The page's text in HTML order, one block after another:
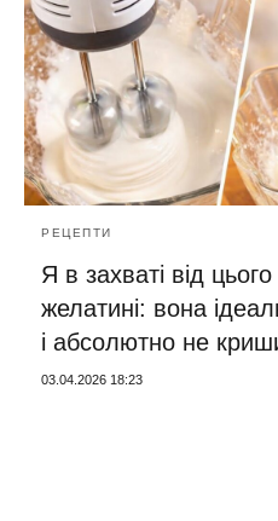
РЕЦЕПТИ
Я в захваті від
желатині: вона
і абсолютно не
03.04.2026 18:23